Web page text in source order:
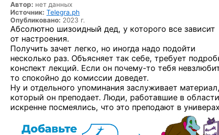
Автор: нет данных
Источник: Telegra.ph
Опубликовано: 2023 г.
Абсолютно шизоидный дед, у которого все зависит
от настроения.
Получить зачет легко, но иногда надо подойти
несколько раз. Объясняет так себе, требует
конспект лекций. Если он почему-то тебя
то спокойно до комиссии доведет.
Ну и отдельного упоминания заслуживает
который он преподает. Люди, работавшие в
искренне посмеялись, что это преподают в